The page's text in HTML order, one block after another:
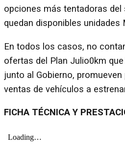
opciones más tentadoras del
quedan disponibles unidades
En todos los casos, no
ofertas del Plan Julio0km
junto al Gobierno,
ventas de vehículos a
FICHA TÉCNICA Y